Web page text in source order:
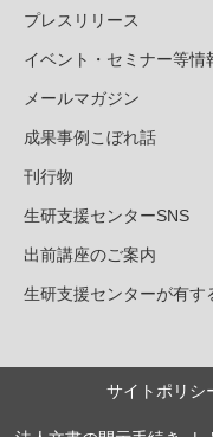
プレスリリース
イベント・セミナー等情
メールマガジン
成果事例こぼれ話
刊行物
生研支援センターSNS
出前講座のご案内
生研支援センターが有す
サイトポリシ